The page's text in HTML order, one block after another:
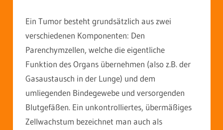
Ein Tumor besteht grundsätzlich aus zwei
verschiedenen Komponenten: Den
Parenchymzellen, welche die eigentliche
Funktion des Organs übernehmen (also z.B. der
Gasaustausch in der Lunge) und dem
umliegenden Bindegewebe und versorgenden
Blutgefäßen. Ein unkontrolliertes, übermäßiges
Zellwachstum bezeichnet man auch als